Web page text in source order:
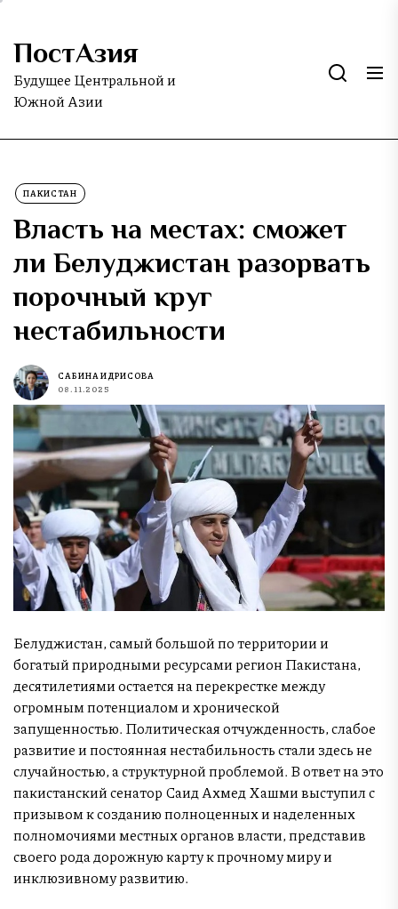
Skip
the
content
ПостАзия
Будущее Центральной и
Южной Азии
ПАКИСТАН
Власть на местах: сможет
ли Белуджистан разорвать
порочный круг
нестабильности
САБИНА ИДРИСОВА
08.11.2025
Белуджистан, самый большой по территории и
богатый природными ресурсами регион Пакистана,
десятилетиями остается на перекрестке между
огромным потенциалом и хронической
запущенностью. Политическая отчужденность, слабое
развитие и постоянная нестабильность стали здесь не
случайностью, а структурной проблемой. В ответ на это
пакистанский сенатор Саид Ахмед Хашми выступил с
призывом к созданию полноценных и наделенных
полномочиями местных органов власти, представив
своего рода дорожную карту к прочному миру и
инклюзивному развитию.